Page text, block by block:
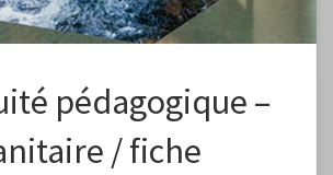
pédagogique –
/ fiche